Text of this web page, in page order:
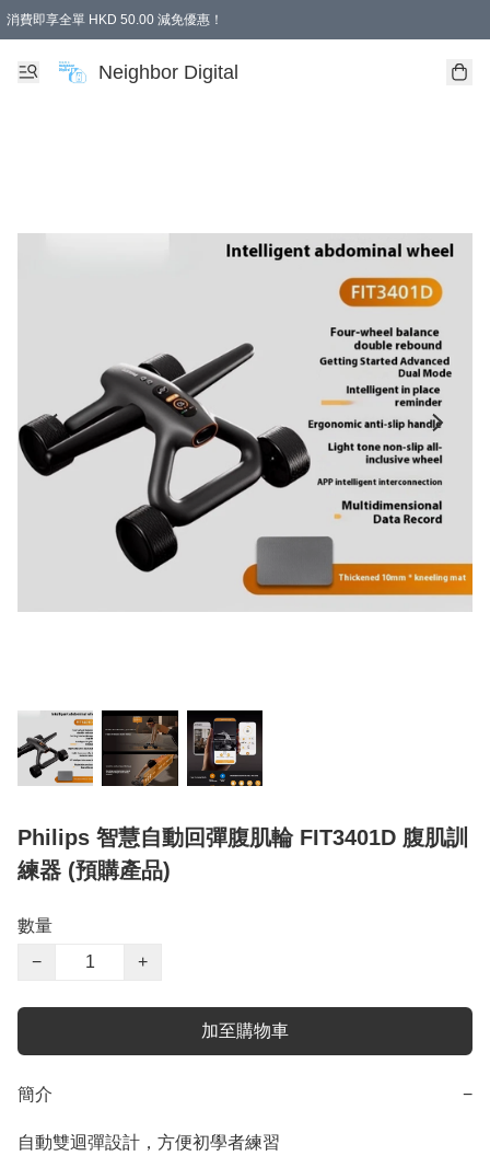
消費即享全單 HKD 50.00 減免優惠！
Neighbor Digital
Philips 智慧自動回彈腹肌輪 FIT3401D 腹肌訓
練器 (預購產品)
數量
−
+
加至購物車
簡介 −
自動雙迴彈設計，方便初學者練習